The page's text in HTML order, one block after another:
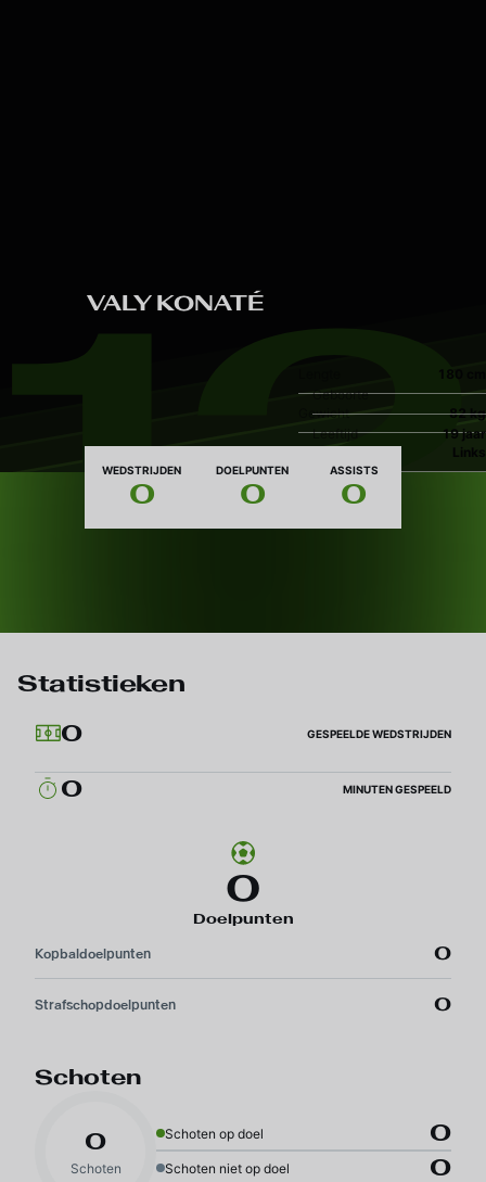
12
VALY KONATÉ
180 cm
Gewicht 82 kg
Links
Geboorte
Leeftijd 19 jaar
WEDSTRIJDEN
0
DOELPUNTEN
0
ASSISTS
0
Statistieken
0
GESPEELDE WEDSTRIJDEN
0 MINUTEN GESPEELD
0
Doelpunten
Kopbaldoelpunten 0
Strafschopdoelpunten 0
Schoten
0
Schoten
Schoten op doel 0
Schoten niet op doel 0